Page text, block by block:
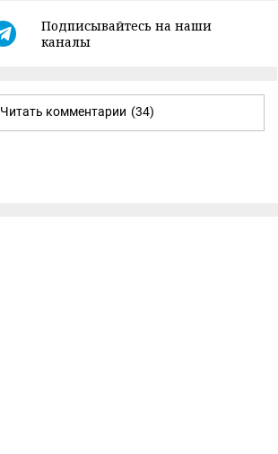
Подписывайтесь на наши
каналы
Читать комментарии (34)